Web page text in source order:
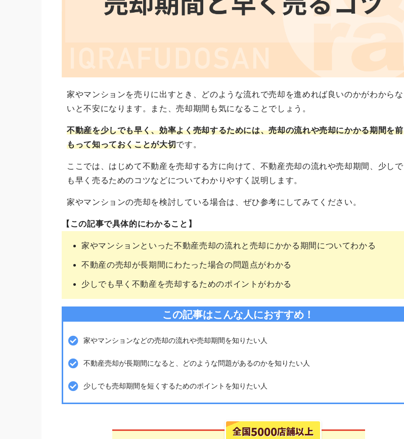
家やマンションを売りに出すとき、どのような流れで売却を進めれば良いのかがわからな
いと不安になります。また、売却期間も気になることでしょう。
不動産を少しでも早く、効率よく売却するためには、売却の流れや売却にかかる期間を前
もって知っておくことが大切です。
ここでは、はじめて不動産を売却する方に向けて、不動産売却の流れや売却期間、少しで
も早く売るためのコツなどについてわかりやすく説明します。
家やマンションの売却を検討している場合は、ぜひ参考にしてみてください。
【この記事で具体的にわかること】
家やマンションといった不動産売却の流れと売却にかかる期間についてわかる
不動産の売却が長期間にわたった場合の問題点がわかる
少しでも早く不動産を売却するためのポイントがわかる
この記事はこんな人におすすめ！
家やマンションなどの売却の流れや売却期間を知りたい人
不動産売却が長期間になると、どのような問題があるのかを知りたい人
少しでも売却期間を短くするためのポイントを知りたい人